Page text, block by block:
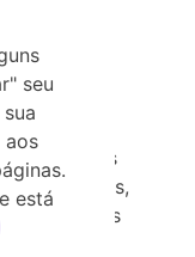
seu
aos
está
um
dos
erros,
dos